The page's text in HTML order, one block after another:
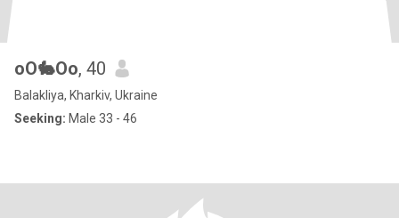
оО🐇Оо, 40
Balakliya, Kharkiv, Ukraine
Seeking: Male 33 - 46